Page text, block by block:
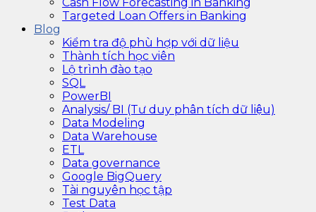
Targeted Loan Offers in Banking
Blog
Kiểm tra độ phù hợp với dữ liệu
Thành tích học viên
Lộ trình đào tạo
SQL
PowerBI
Analysis/ BI (Tư duy phân tích dữ liệu)
Data Modeling
Data Warehouse
ETL
Data governance
Google BigQuery
Tài nguyên học tập
Test Data